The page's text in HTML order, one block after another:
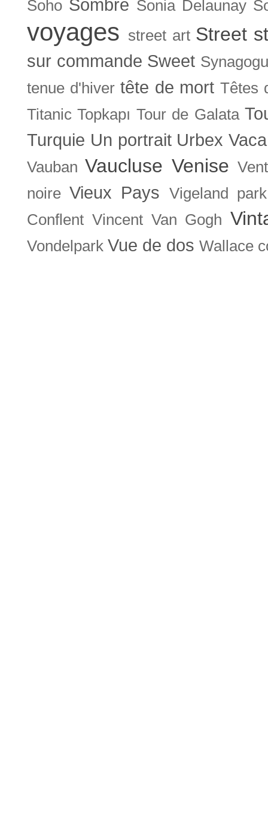
Soho Sombre Sonia Delaunay
voyages street art Street
sur commande Sweet
tenue d'hiver tête de mort Têtes
Titanic Topkapı Tour de Galata
Turquie Un portrait Urbex
Vauban Vaucluse Venise
noire Vieux Pays
Vigeland park
Conflent Vincent Van Gogh
Vondelpark Vue de dos Wallace